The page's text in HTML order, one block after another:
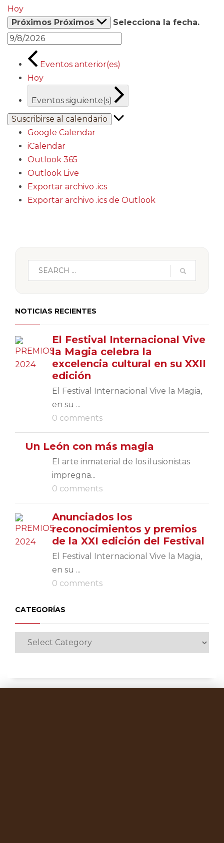
Hoy
Próximos Próximos Selecciona la fecha.
Eventos anterior(es)
Hoy
Eventos siguiente(s)
Suscribirse al calendario
Google Calendar
iCalendar
Outlook 365
Outlook Live
Exportar archivo .ics
Exportar archivo .ics de Outlook
NOTICIAS RECIENTES
El Festival Internacional Vive
la Magia celebra la
excelencia cultural en su XXII
edición
El Festival Internacional Vive la Magia,
en su ...
0 comments
Un León con más magia
El arte inmaterial de los ilusionistas
impregna...
0 comments
Anunciados los
reconocimientos y premios
de la XXI edición del Festival
El Festival Internacional Vive la Magia,
en su ...
0 comments
CATEGORÍAS